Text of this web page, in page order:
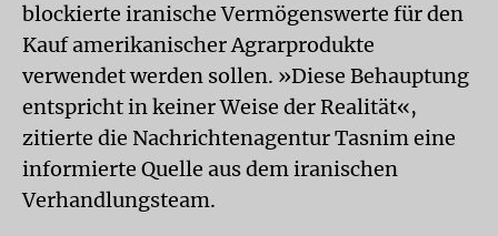
blockierte iranische Vermögenswerte für den
Kauf amerikanischer Agrarprodukte
verwendet werden sollen. »Diese Behauptung
entspricht in keiner Weise der Realität«,
zitierte die Nachrichtenagentur Tasnim eine
informierte Quelle aus dem iranischen
Verhandlungsteam.